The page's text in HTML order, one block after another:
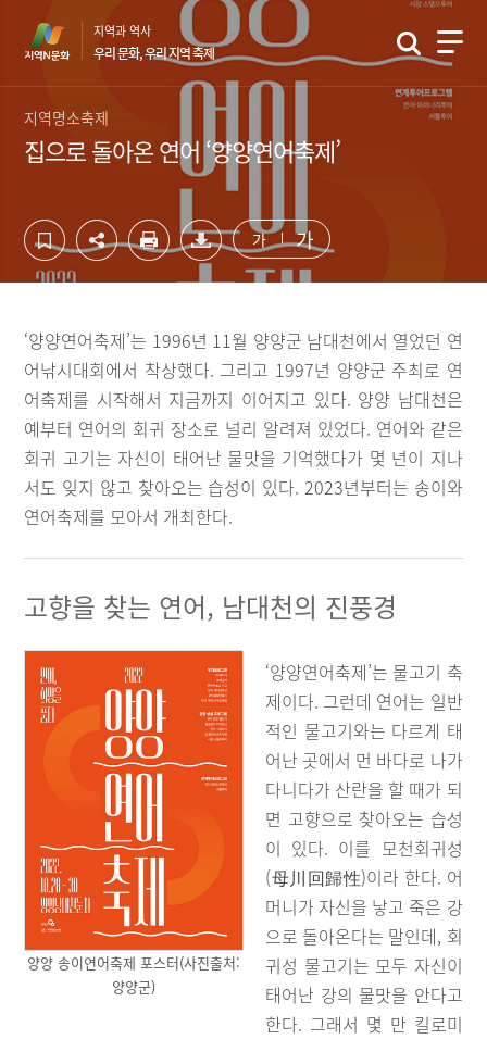
영
역
지역과 역사
우리 문화, 우리 지역 축제
지역명소축제
집으로 돌아온 연어 ‘양양연어축제’
가 가
‘양양연어축제’는 1996년 11월 양양군 남대천에서 열었던 연
어낚시대회에서 착상했다. 그리고 1997년 양양군 주최로 연
어축제를 시작해서 지금까지 이어지고 있다. 양양 남대천은
예부터 연어의 회귀 장소로 널리 알려져 있었다. 연어와 같은
회귀 고기는 자신이 태어난 물맛을 기억했다가 몇 년이 지나
서도 잊지 않고 찾아오는 습성이 있다. 2023년부터는 송이와
연어축제를 모아서 개최한다.
고향을 찾는 연어, 남대천의 진풍경
양양 송이연어축제 포스터(사진출처:
양양군)
‘양양연어축제’는 물고기 축
제이다. 그런데 연어는 일반
적인 물고기와는 다르게 태
어난 곳에서 먼 바다로 나가
다니다가 산란을 할 때가 되
면 고향으로 찾아오는 습성
이 있다. 이를 모천회귀성
(母川回歸性)이라 한다. 어
머니가 자신을 낳고 죽은 강
으로 돌아온다는 말인데, 회
귀성 물고기는 모두 자신이
태어난 강의 물맛을 안다고
한다. 그래서 몇 만 킬로미